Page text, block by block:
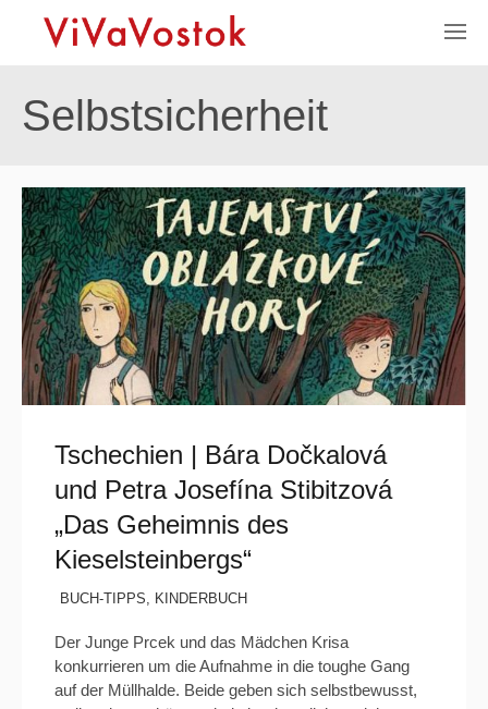
Selbstsicherheit
Tschechien | Bára Dočkalová
und Petra Josefína Stibitzová
„Das Geheimnis des
Kieselsteinbergs“
BUCH-TIPPS, KINDERBUCH
Der Junge Prcek und das Mädchen Krisa
konkurrieren um die Aufnahme in die toughe Gang
auf der Müllhalde. Beide geben sich selbstbewusst,